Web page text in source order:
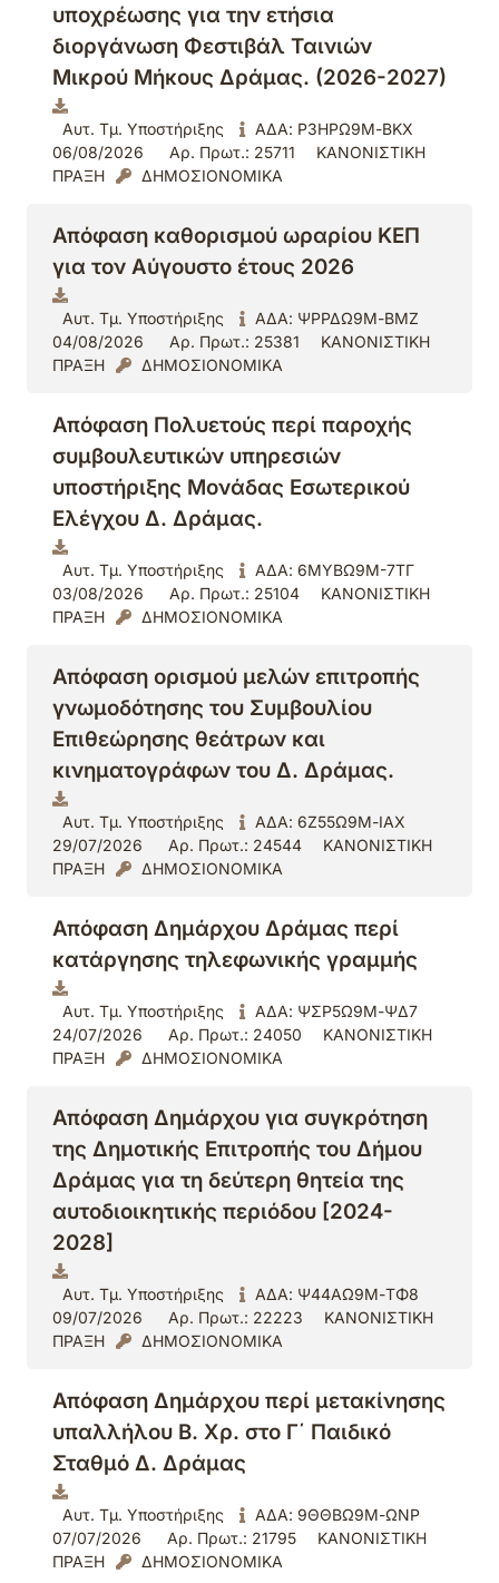
υποχρέωσης για την ετήσια
διοργάνωση Φεστιβάλ Ταινιών
Μικρού Μήκους Δράμας. (2026-2027)
Αυτ. Τμ. Υποστήριξης
ΑΔΑ: Ρ3ΗΡΩ9Μ-ΒΚΧ
06/08/2026
Αρ. Πρωτ.: 25711
ΚΑΝΟΝΙΣΤΙΚΗ
ΠΡΑΞΗ
ΔΗΜΟΣΙΟΝΟΜΙΚΑ
Απόφαση καθορισμού ωραρίου ΚΕΠ
για τον Αύγουστο έτους 2026
Αυτ. Τμ. Υποστήριξης
ΑΔΑ: ΨΡΡΔΩ9Μ-ΒΜΖ
04/08/2026
Αρ. Πρωτ.: 25381
ΚΑΝΟΝΙΣΤΙΚΗ
ΠΡΑΞΗ
ΔΗΜΟΣΙΟΝΟΜΙΚΑ
Απόφαση Πολυετούς περί παροχής
συμβουλευτικών υπηρεσιών
υποστήριξης Μονάδας Εσωτερικού
Ελέγχου Δ. Δράμας.
Αυτ. Τμ. Υποστήριξης
ΑΔΑ: 6ΜΥΒΩ9Μ-7ΤΓ
03/08/2026
Αρ. Πρωτ.: 25104
ΚΑΝΟΝΙΣΤΙΚΗ
ΠΡΑΞΗ
ΔΗΜΟΣΙΟΝΟΜΙΚΑ
Απόφαση ορισμού μελών επιτροπής
γνωμοδότησης του Συμβουλίου
Επιθεώρησης θεάτρων και
κινηματογράφων του Δ. Δράμας.
Αυτ. Τμ. Υποστήριξης
ΑΔΑ: 6Ζ55Ω9Μ-ΙΑΧ
29/07/2026
Αρ. Πρωτ.: 24544
ΚΑΝΟΝΙΣΤΙΚΗ
ΠΡΑΞΗ
ΔΗΜΟΣΙΟΝΟΜΙΚΑ
Απόφαση Δημάρχου Δράμας περί
κατάργησης τηλεφωνικής γραμμής
Αυτ. Τμ. Υποστήριξης
ΑΔΑ: ΨΣΡ5Ω9Μ-ΨΔ7
24/07/2026
Αρ. Πρωτ.: 24050
ΚΑΝΟΝΙΣΤΙΚΗ
ΠΡΑΞΗ
ΔΗΜΟΣΙΟΝΟΜΙΚΑ
Απόφαση Δημάρχου για συγκρότηση
της Δημοτικής Επιτροπής του Δήμου
Δράμας για τη δεύτερη θητεία της
αυτοδιοικητικής περιόδου [2024-
2028]
Αυτ. Τμ. Υποστήριξης
ΑΔΑ: Ψ44ΑΩ9Μ-ΤΦ8
09/07/2026
Αρ. Πρωτ.: 22223
ΚΑΝΟΝΙΣΤΙΚΗ
ΠΡΑΞΗ
ΔΗΜΟΣΙΟΝΟΜΙΚΑ
Απόφαση Δημάρχου περί μετακίνησης
υπαλλήλου Β. Χρ. στο Γ΄ Παιδικό
Σταθμό Δ. Δράμας
Αυτ. Τμ. Υποστήριξης
ΑΔΑ: 9ΘΘΒΩ9Μ-ΩΝΡ
07/07/2026
Αρ. Πρωτ.: 21795
ΚΑΝΟΝΙΣΤΙΚΗ
ΠΡΑΞΗ
ΔΗΜΟΣΙΟΝΟΜΙΚΑ